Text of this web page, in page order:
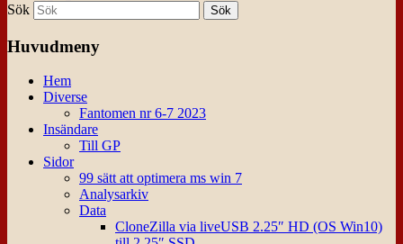
Sök
Huvudmeny
Hem
Diverse
Fantomen nr 6-7 2023
Insändare
Till GP
Sidor
99 sätt att optimera ms win 7
Analysarkiv
Data
CloneZilla via liveUSB 2.25″ HD (OS Win10)